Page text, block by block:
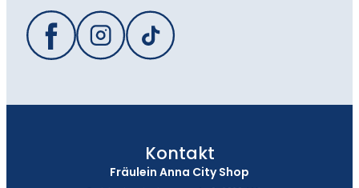
Kontakt
Fräulein Anna City Shop